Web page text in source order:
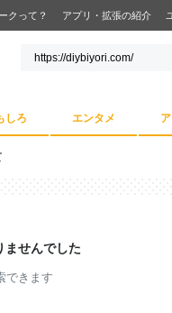
クって？ アプリ・拡張の紹介
しろ エンタメ
ませんでした
できます